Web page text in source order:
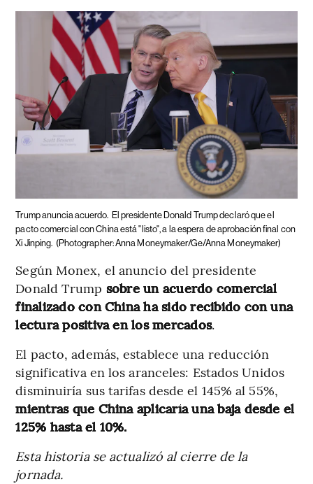
Trump anuncia acuerdo. El presidente Donald Trump declaró que el
pacto comercial con China está "listo", a la espera de aprobación final con
Xi Jinping. (Photographer: Anna Moneymaker/Ge/Anna Moneymaker)
Según Monex, el anuncio del presidente
Donald Trump sobre un acuerdo comercial
finalizado con China ha sido recibido con una
lectura positiva en los mercados.
El pacto, además, establece una reducción
significativa en los aranceles: Estados Unidos
disminuiría sus tarifas desde el 145% al 55%,
mientras que China aplicaría una baja desde el
125% hasta el 10%.
Esta historia se actualizó al cierre de la
jornada.